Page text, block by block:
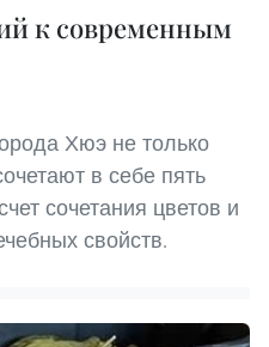
к современным
Хюэ не только
в себе пять
сочетания цветов и
свойств.